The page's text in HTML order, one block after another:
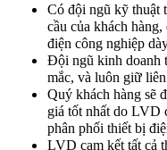
Có đội ngũ kỹ thuật
cầu của khách
điện công nghiệp
Đội ngũ kinh doanh
mắc, và luôn giữ
Quý khách hàng sẽ
giá tốt nhất do LVD
phân phối thiết bị
LVD cam kết tất cả